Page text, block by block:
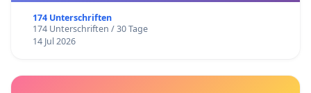
174 Unterschriften
174 Unterschriften / 30 Tage
14 Jul 2026